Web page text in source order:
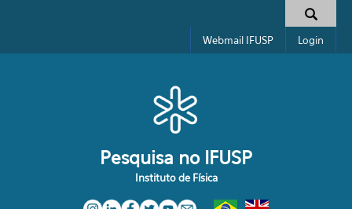
Formulário de busca
Webmail IFUSP Login
Pesquisa no IFUSP
Instituto de Física